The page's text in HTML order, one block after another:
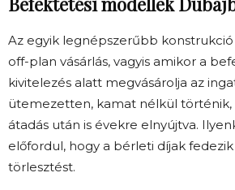
Az egyik legnépszerűbb
off-plan vásárlás, vagyis amikor a
kivitelezés alatt megvásárolja az
ütemezetten, kamat nélkül történik,
átadás után is évekre elnyújtva.
előfordul, hogy a bérleti díjak
törlesztést.